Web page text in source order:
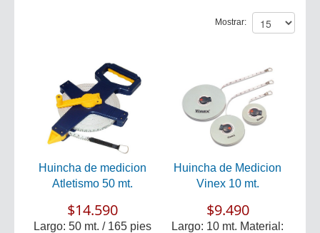
Mostrar:
Huincha de medicion
Atletismo 50 mt.
$14.590
Largo: 50 mt. / 165 pies
Huincha de Medicion
Vinex 10 mt.
$9.490
Largo: 10 mt. Material: